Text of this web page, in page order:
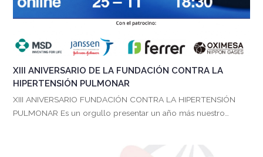
XIII ANIVERSARIO DE LA FUNDACIÓN CONTRA LA
HIPERTENSIÓN PULMONAR
XIII ANIVERSARIO FUNDACIÓN CONTRA LA HIPERTENSIÓN
PULMONAR Es un orgullo presentar un año más nuestro…